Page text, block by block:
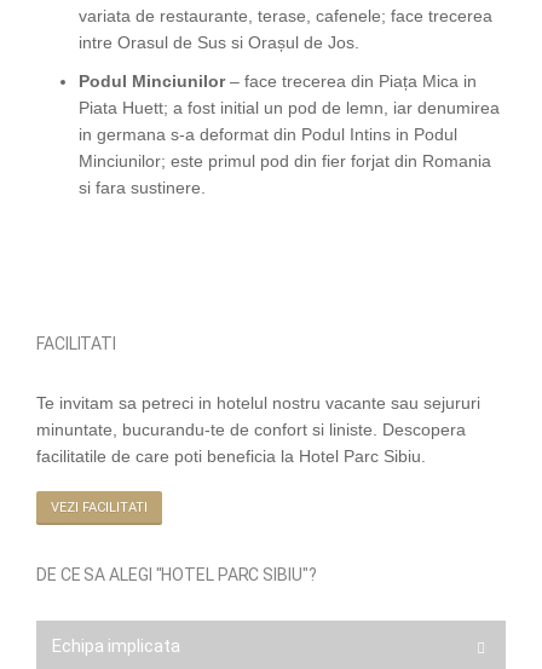
variata de restaurante, terase, cafenele; face trecerea
intre Orasul de Sus si Orașul de Jos.
Podul Minciunilor– face trecerea din Piața Mica in
Piata Huett; a fost initial un pod de lemn, iar denumirea
in germana s-a deformat din Podul Intins in Podul
Minciunilor; este primul pod din fier forjat din Romania
si fara sustinere.
FACILITATI
Te invitam sa petreci in hotelul nostru vacante sau sejururi
minuntate, bucurandu-te de confort si liniste. Descopera
facilitatile de care poti beneficia la Hotel Parc Sibiu.
VEZI FACILITATI
DE CE SA ALEGI "HOTEL PARC SIBIU"?
Echipa implicata